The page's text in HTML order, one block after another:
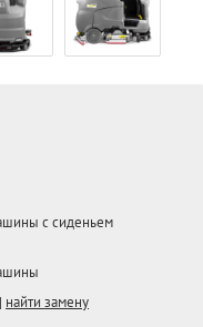
с сиденьем
| найти замену